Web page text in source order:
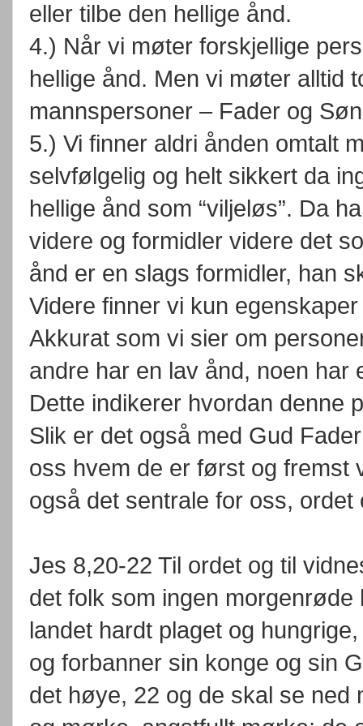
eller tilbe den hellige ånd.
4.) Når vi møter forskjellige
hellige ånd. Men vi møter alltid
mannspersoner – Fader og
5.) Vi finner aldri ånden omtalt
selvfølgelig og helt sikkert da
hellige ånd som “viljeløs”. Da
videre og formidler videre det
ånd er en slags formidler, han
Videre finner vi kun
Akkurat som vi sier om
andre har en lav ånd, noen har
Dette indikerer hvordan denne
Slik er det også med Gud
oss hvem de er først og fremst
også det sentrale for oss, ordet
Jes 8,20-22 Til ordet og til
det folk som ingen
landet hardt plaget og
og forbanner sin konge og sin
det høye, 22 og de skal se ned